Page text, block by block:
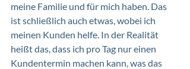
meine Familie und für mich haben. Das
ist schließlich auch etwas, wobei ich
meinen Kunden helfe. In der Realität
heißt das, dass ich pro Tag nur einen
Kundentermin machen kann, was das